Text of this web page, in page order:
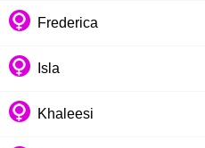
Frederica
Isla
Khaleesi